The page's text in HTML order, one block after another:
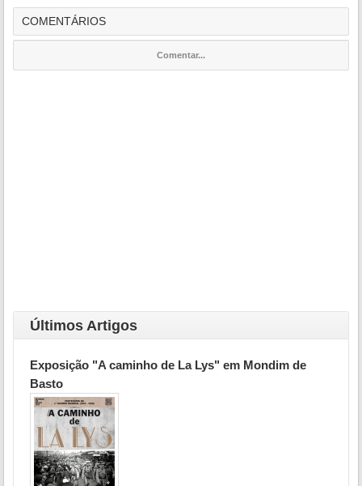
COMENTÁRIOS
Comentar...
Últimos Artigos
Exposição "A caminho de La Lys" em Mondim de
Basto